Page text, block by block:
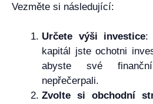
Vezměte si následující:
Určete výši investice:
kapitál jste ochotni
abyste své
nepřečerpali.
Zvolte si obchodní